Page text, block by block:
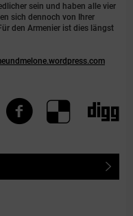
sein und haben alle vier
sich dennoch von Ihrer
den Armenier ist dies längst